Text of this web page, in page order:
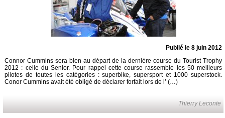
Publié le 8 juin 2012
Connor Cummins sera bien au départ de la dernière course du Tourist Trophy
2012 : celle du Senior. Pour rappel cette course rassemble les 50 meilleurs
pilotes de toutes les catégories : superbike, supersport et 1000 superstock.
Conor Cummins avait été obligé de déclarer forfait lors de l’ (…)
Thierry Leconte